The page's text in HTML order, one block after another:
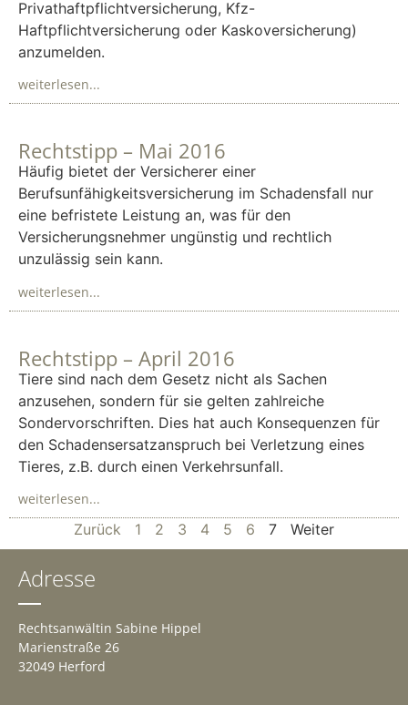
Privathaftpflichtversicherung, Kfz-
Haftpflichtversicherung oder Kaskoversicherung)
anzumelden.
weiterlesen...
Rechtstipp – Mai 2016
Häufig bietet der Versicherer einer
Berufsunfähigkeitsversicherung im Schadensfall nur
eine befristete Leistung an, was für den
Versicherungsnehmer ungünstig und rechtlich
unzulässig sein kann.
weiterlesen...
Rechtstipp – April 2016
Tiere sind nach dem Gesetz nicht als Sachen
anzusehen, sondern für sie gelten zahlreiche
Sondervorschriften. Dies hat auch Konsequenzen für
den Schadensersatzanspruch bei Verletzung eines
Tieres, z.B. durch einen Verkehrsunfall.
weiterlesen...
Zurück 1 2 3 4 5 6 7 Weiter
Adresse
Rechtsanwältin Sabine Hippel
Marienstraße 26
32049 Herford